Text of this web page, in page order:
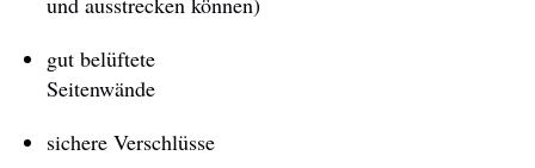
gut belüftete
Seitenwände
sichere Verschlüsse